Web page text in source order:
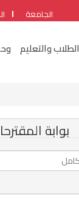
الجامعة
الطلاب والتعليم
بوابة